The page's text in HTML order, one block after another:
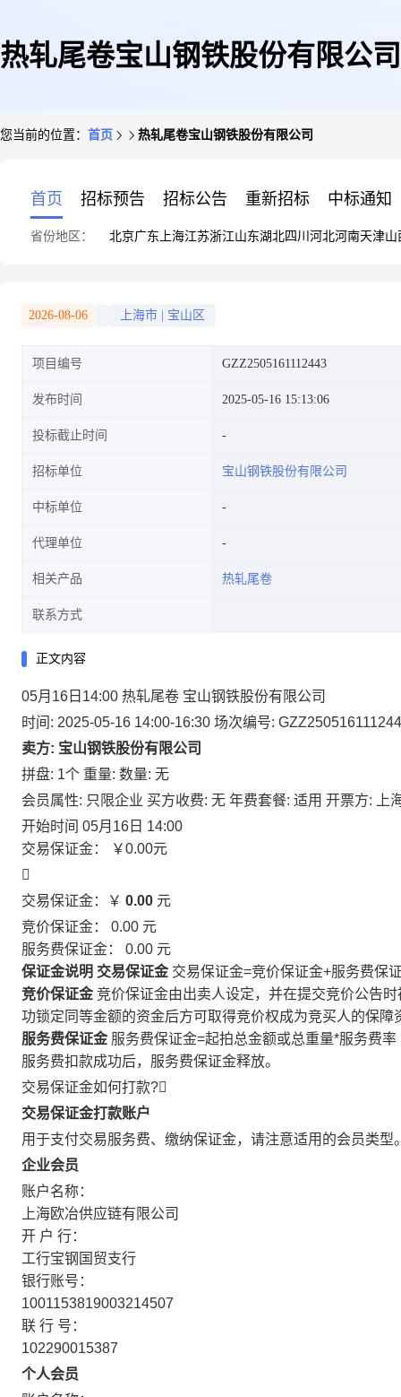
热轧尾卷宝山钢铁股份有限公司
您当前的位置： 首页 热轧尾卷宝山钢铁股份有限公司
首页 招标预告 招标公告 重新招标 中标通知
省份地区： 北京广东 上海江苏浙江山东湖北四川 河北河南天津山
2026-08-06 上海市 宝山区
项目编号 GZZ2505161112443
发布时间 2025-05-16 15:13:06
投标截止时间
招标单位 宝山钢铁股份有限公司
中标单位
代理单位
相关产品 热轧尾卷
联系方式
正文内容
05月16日14:00 热轧尾卷 宝山钢铁股份有限公司
时间: 2025-05-16 14:00-16:30 场次编号:
卖方: 宝山钢铁股份有限公司
拼盘: 1个 重量: 数量: 无
会员属性: 只限企业 买方收费: 无 年费套餐: 适用 开票方: 上
开始时间 05月16日 14:00
交易保证金：
￥0.00元

交易保证金：￥ 0.00 元
竞价保证金： 0.00 元
服务费保证金： 0.00 元
保证金说明 交易保证金 交易保证金=竞价保证金+服务费保
竞价保证金 竞价保证金由出卖人设定，并在提交竞价公告
功锁定同等金额的资金后方可取得竞价权成为竞买人的保障
服务费保证金 服务费保证金=起拍总金额或总重量*服务费率
服务费扣款成功后，服务费保证金释放。
交易保证金如何打款?
交易保证金打款账户
用于支付交易服务费、缴纳保证金，请注意适用的会员类型
企业会员
账户名称：
上海欧冶供应链有限公司
开 户 行：
工行宝钢国贸支行
银行账号：
1001153819003214507
联 行 号：
102290015387
个人会员